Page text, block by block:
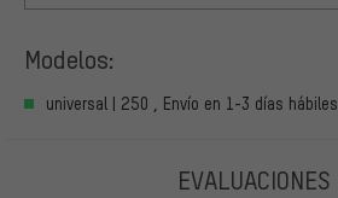
Modelos:
universal | 250 , Envío en 1-3 días hábiles
EVALUACIONES